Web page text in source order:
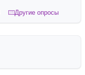
Другие опросы